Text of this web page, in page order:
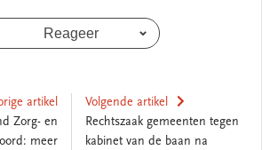
Reageer
artikel
Zorg- en
meer
Volgende artikel
Rechtszaak gemeenten tegen
kabinet van de baan na